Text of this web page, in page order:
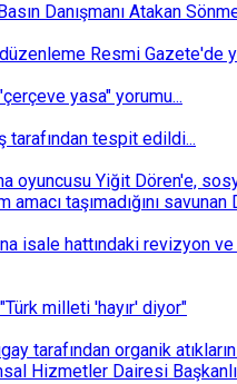
Danışmanı Atakan
Resmi Gazete'de
yasa" yorumu...
tespit edildi...
oyuncusu Yiğit Dören'e,
taşımadığını
isale hattındaki
milleti 'hayır' diyor"
tarafından organik
Hizmetler Dairesi